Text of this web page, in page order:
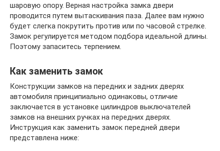
шаровую опору. Верная настройка замка двери
проводится путем вытаскивания паза. Далее вам нужно
будет слегка покрутить против или по часовой стрелке.
Замок регулируется методом подбора идеальной длины.
Поэтому запаситесь терпением.
Как заменить замок
Конструкции замков на передних и задних дверях
автомобиля принципиально одинаковы, отличие
заключается в установке цилиндров выключателей
замков на внешних ручках на передних дверях.
Инструкция как заменить замок передней двери
представлена ниже: